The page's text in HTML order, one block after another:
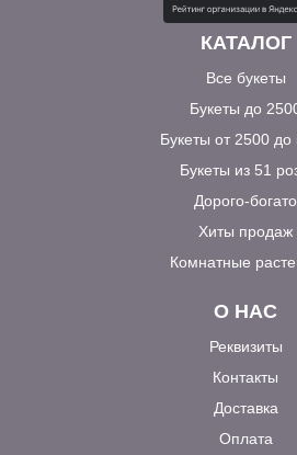
КАТАЛОГ
Все букеты
Букеты до
Букеты от 2500 до
Букеты из 51
Дорого-богато
Хиты продаж
Комнатные
О НАС
Реквизиты
Контакты
Доставка
Оплата